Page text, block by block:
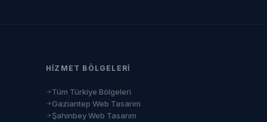
HIZMET BÖLGELERI
Tüm Türkiye Bölgeleri
Gaziantep Web Tasarım
Şahinbey Web Tasarım